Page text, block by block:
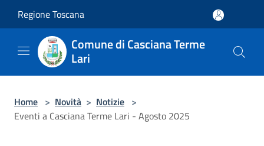
Regione Toscana
Comune di Casciana Terme
Lari
Home > Novità > Notizie >
Eventi a Casciana Terme Lari - Agosto 2025